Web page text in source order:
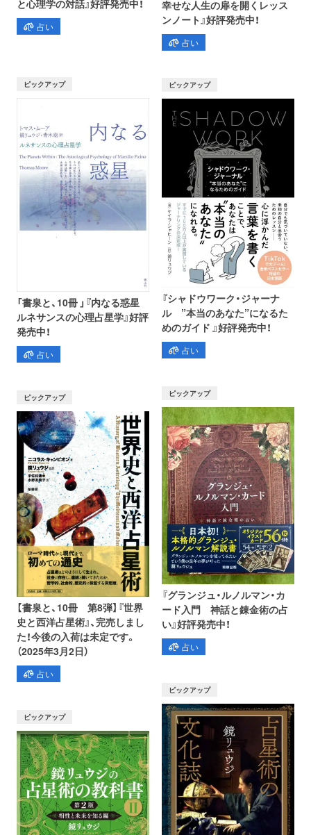
と心理学の対話』好評発売中！
占い
幸せな人生の扉を開くレッス
ンノート』好評発売中！
占い
ピックアップ
「書泉と、10冊 」『内なる惑星
ルネサンスの心理占星学』好評
発売中！
占い
ピックアップ
『シャドウワーク・ジャーナ
ル ”本当のあなた”になるた
めのガイド 』好評発売中！
占い
ピックアップ
【書泉と、10冊 第8弾】『世界
史と西洋占星術』、完売しまし
た！今後の入荷は未定です。
（2025年3月2日）
占い
ピックアップ
『グランジュ・ルノルマン・カ
ード入門 神話と錬金術の占
い』好評発売中！
占い
ピックアップ
ピックアップ